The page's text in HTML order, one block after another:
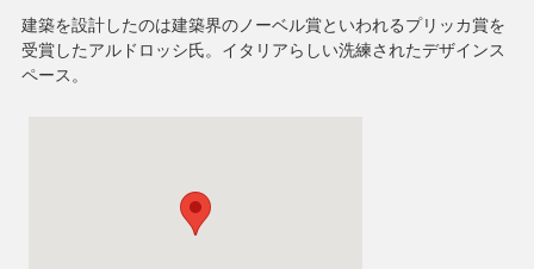
建築を設計したのは建築界のノーベル賞といわれるプリッカ賞を
受賞したアルドロッシ氏。イタリアらしい洗練されたデザインス
ペース。